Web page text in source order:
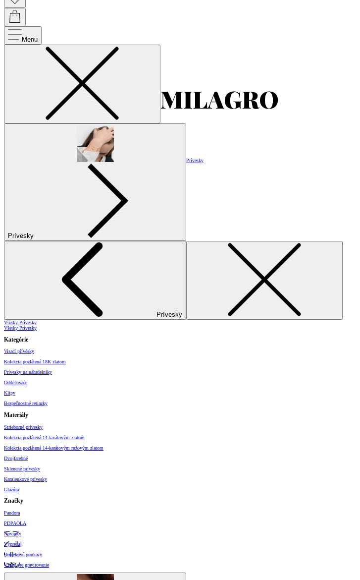
Menu
Prívesky
Prívesky
Prívesky
Všetky Prívesky
Všetky Prívesky
Kategórie
Visací přívěsky
Kolekcia pozlátená 18K zlatom
Prívesky na náhrdelníky
Oddeľovače
Klipy
Bezpečnostné retiazky
Materiály
Strieborné prívesky
Kolekcia pozlátená 14-karátovým zlatom
Kolekcia pozlátená 14-karátovým ružovým zlatom
Dvojfarebné
Sklenené prívesky
Kamienkové prívesky
Glazúra
Značky
Pandora
PDPAOLA
Novinky
Výpredaj
Darčekové poukazy
Vzory pre gravírovanie